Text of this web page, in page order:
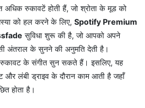
अधिक रुकावटें होती हैं, जो श्रोता के मूड को
को हल करने के लिए, Spotify Premium
सुविधा शुरू की है, जो आपको अपने
अंतराल के सुनने की अनुमति देती है।
रुकावट के संगीत सुन सकते हैं। इसलिए, यह
और लंबी ड्राइव के दौरान काम आती है जहाँ
होता है।